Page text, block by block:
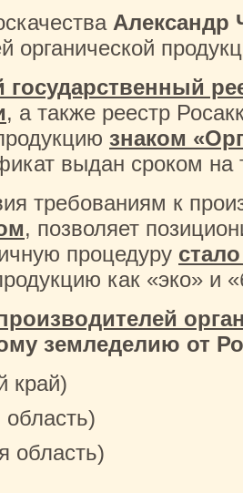
Александр
органической
, а также реестр
знаком
выдан сроком на
требованиям к
, позволяет
процедуру
как «эко» и
земледелию от
край)
область)